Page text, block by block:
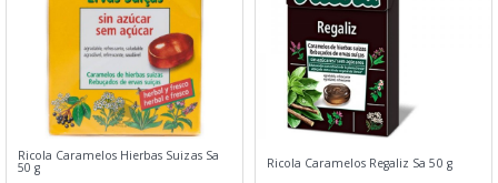
Ricola Caramelos Hierbas Suizas Sa
50 g Ricola Caramelos Regaliz Sa 50 g